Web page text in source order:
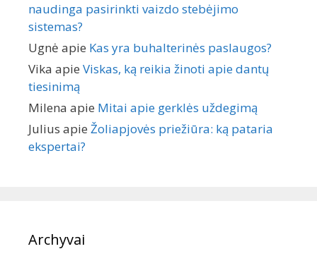
naudinga pasirinkti vaizdo stebėjimo
sistemas?
Ugnė apie Kas yra buhalterinės paslaugos?
Vika apie Viskas, ką reikia žinoti apie dantų
tiesinimą
Milena apie Mitai apie gerklės uždegimą
Julius apie Žoliapjovės priežiūra: ką pataria
ekspertai?
Archyvai